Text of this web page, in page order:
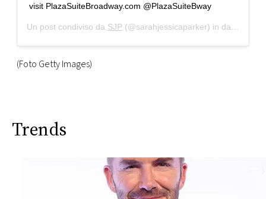
visit PlazaSuiteBroadway.com @PlazaSuiteBway​
Un post condiviso da SJP (@sarahjessicaparker) in data:
(Foto Getty Images)
Trends